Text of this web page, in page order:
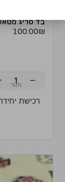
בד סריג
100.00₪
−
רכישת יחידה